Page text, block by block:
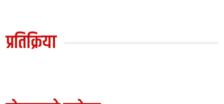
प्रतिक्रिया